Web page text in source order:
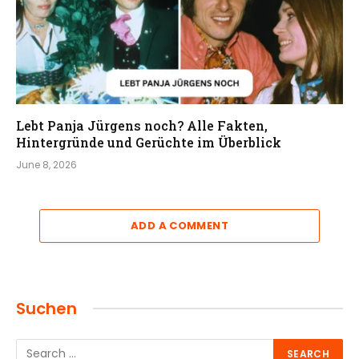
Lebt Panja Jürgens noch? Alle Fakten,
Hintergründe und Gerüchte im Überblick
June 8, 2026
ADD A COMMENT
Suchen